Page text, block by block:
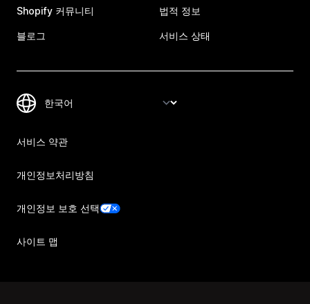
Shopify 커뮤니티
블로그
법적 정보
서비스 상태
서비스 약관
개인정보처리방침
개인정보 보호 선택
사이트 맵